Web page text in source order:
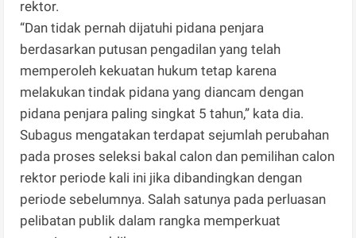
rektor.
“Dan tidak pernah dijatuhi pidana penjara
berdasarkan putusan pengadilan yang telah
memperoleh kekuatan hukum tetap karena
melakukan tindak pidana yang diancam dengan
pidana penjara paling singkat 5 tahun,” kata dia.
Subagus mengatakan terdapat sejumlah perubahan
pada proses seleksi bakal calon dan pemilihan calon
rektor periode kali ini jika dibandingkan dengan
periode sebelumnya. Salah satunya pada perluasan
pelibatan publik dalam rangka memperkuat